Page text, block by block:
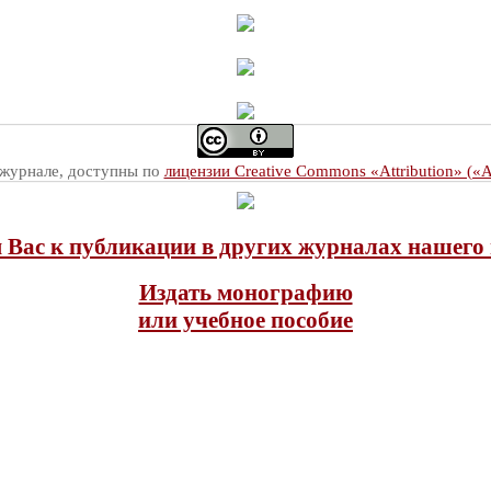
доступны по лицензии Creative Commons «Attribution»
к публикации в других журналах нашего
Издать монографию
или учебное пособие